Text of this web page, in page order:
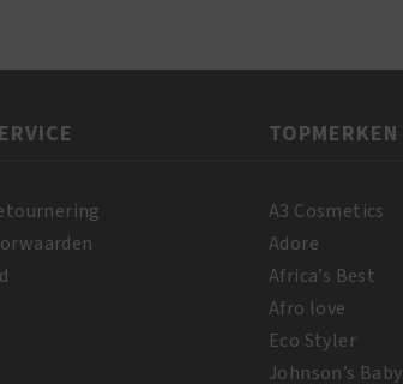
Zwart
TOPMERKEN
A3 Cosmetics
Adore
Africa’s Best
Afro love
Eco Styler
Johnson’s Baby